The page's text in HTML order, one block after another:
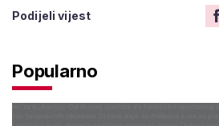
Podijeli vijest
Popularno